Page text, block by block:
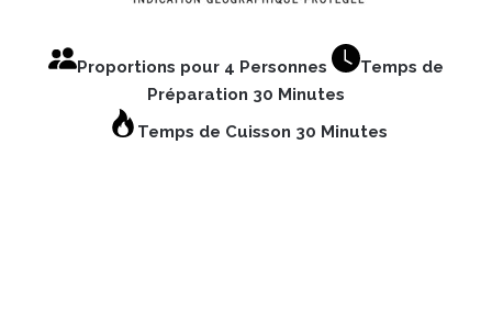
Proportions pour 4 Personnes
Temps de
Préparation 30 Minutes
Temps de Cuisson 30 Minutes